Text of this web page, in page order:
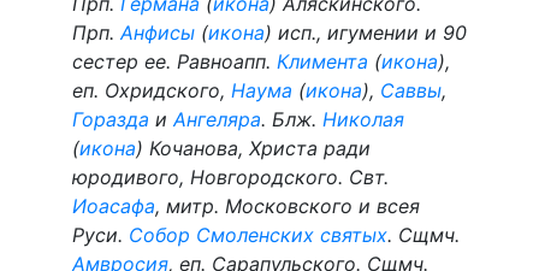
Прп.Анфисы(икона) исп., игумении и 90
сестер ее. Равноапп. Климента (икона),
еп. Охридского, Наума (икона), Саввы,
Горазда иАнгеляра. Блж. Николая
(икона) Кочанова, Христа ради
юродивого, Новгородского. Свт.
Иоасафа, митр. Московского и всея
Руси. Собор Смоленских святых. Сщмч.
Амвросия, еп. Сарапульского. Сщмч.